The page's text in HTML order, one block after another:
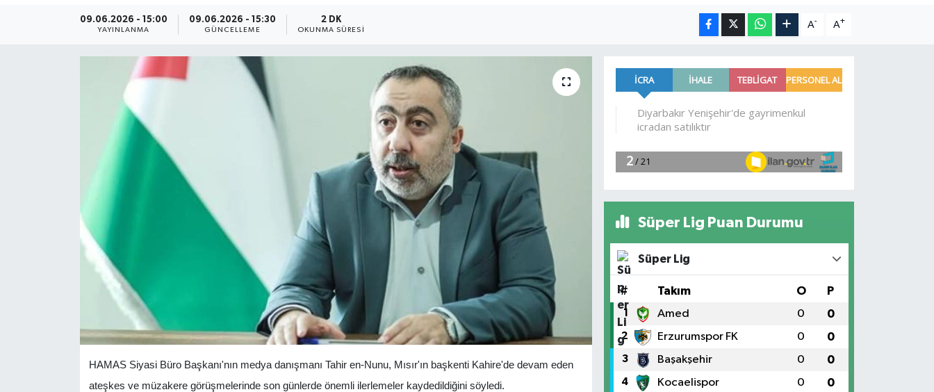
09.06.2026 - 15:00
YAYINLANMA
09.06.2026 - 15:30
GÜNCELLEME
2 DK
OKUNMA SÜRESI
A- A+
HAMAS Siyasi Büro Başkanı'nın medya danışmanı Tahir en-Nunu, Mısır'ın başkenti Kahire'de devam eden
ateşkes ve müzakere görüşmelerinde son günlerde önemli ilerlemeler kaydedildiğini söyledi.
Süper Lig Puan Durumu
Süper Lig
# Takım O P
1 Amed 0 0
2 Erzurumspor FK 0 0
3 Başakşehir 0 0
4 Kocaelispor 0 0